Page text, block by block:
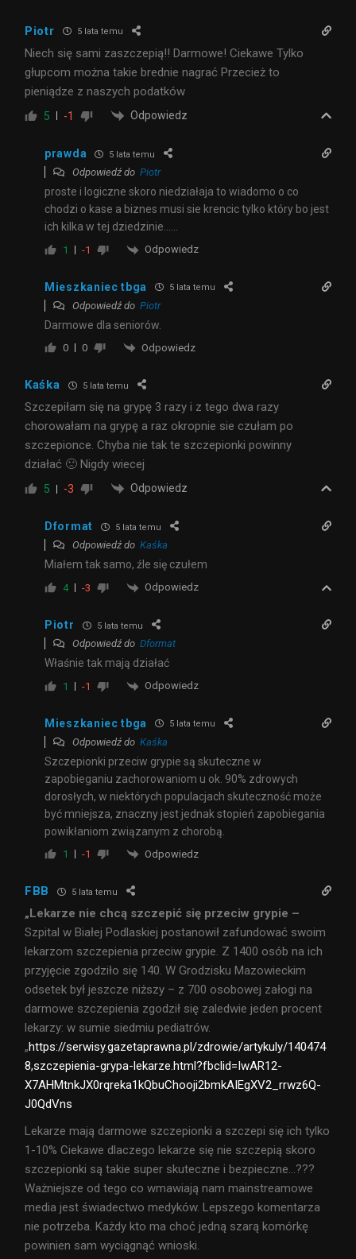
Piotr 5 lata temu
Niech się sami zaszczepią!! Darmowe! Ciekawe Tylko
głupcom można takie brednie nagrać Przecież to
pieniądze z naszych podatków
5 -1 Odpowiedz
prawda 5 lata temu
Odpowiedź do Piotr
proste i logiczne skoro niedziałaja to wiadomo o co
chodzi o kase a biznes musi sie krencic tylko który bo jest
ich kilka w tej dziedzinie……
1 -1 Odpowiedz
Mieszkaniec tbga 5 lata temu
Odpowiedź do Piotr
Darmowe dla seniorów.
0 0 Odpowiedz
Kaśka 5 lata temu
Szczepiłam się na grypę 3 razy i z tego dwa razy
chorowałam na grypę a raz okropnie sie czułam po
szczepionce. Chyba nie tak te szczepionki powinny
działać 🙁 Nigdy wiecej
5 -3 Odpowiedz
Dformat 5 lata temu
Odpowiedź do Kaśka
Miałem tak samo, źle się czułem
4 -3 Odpowiedz
Piotr 5 lata temu
Odpowiedź do Dformat
Właśnie tak mają działać
1 -1 Odpowiedz
Mieszkaniec tbga 5 lata temu
Odpowiedź do Kaśka
Szczepionki przeciw grypie są skuteczne w
zapobieganiu zachorowaniom u ok. 90% zdrowych
dorosłych, w niektórych populacjach skuteczność może
być mniejsza, znaczny jest jednak stopień zapobiegania
powikłaniom związanym z chorobą.
1 -1 Odpowiedz
FBB 5 lata temu
„Lekarze nie chcą szczepić się przeciw grypie –
Szpital w Białej Podlaskiej postanowił zafundować swoim
lekarzom szczepienia przeciw grypie. Z 1400 osób na ich
przyjęcie zgodziło się 140. W Grodzisku Mazowieckim
odsetek był jeszcze niższy – z 700 osobowej załogi na
darmowe szczepienia zgodził się zaledwie jeden procent
lekarzy: w sumie siedmiu pediatrów.
„https://serwisy.gazetaprawna.pl/zdrowie/artykuly/140474
8,szczepienia-grypa-lekarze.html?fbclid=IwAR12-
X7AHMtnkJX0rqreka1kQbuChooji2bmkAIEgXV2_rrwz6Q-
J0QdVns
Lekarze mają darmowe szczepionki a szczepi się ich tylko
1-10% Ciekawe dlaczego lekarze się nie szczepią skoro
szczepionki są takie super skuteczne i bezpieczne…???
Ważniejsze od tego co wmawiają nam mainstreamowe
media jest świadectwo medyków. Lepszego komentarza
nie potrzeba. Każdy kto ma choć jedną szarą komórkę
powinien sam wyciągnąć wnioski.